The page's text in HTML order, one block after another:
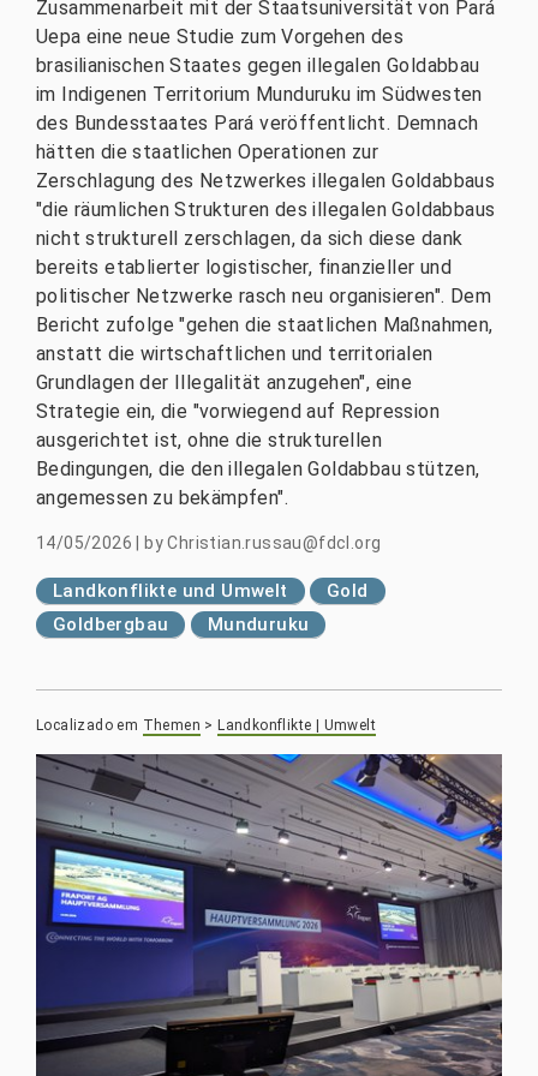
Zusammenarbeit mit der Staatsuniversität von Pará
Uepa eine neue Studie zum Vorgehen des
brasilianischen Staates gegen illegalen Goldabbau
im Indigenen Territorium Munduruku im Südwesten
des Bundesstaates Pará veröffentlicht. Demnach
hätten die staatlichen Operationen zur
Zerschlagung des Netzwerkes illegalen Goldabbaus
"die räumlichen Strukturen des illegalen Goldabbaus
nicht strukturell zerschlagen, da sich diese dank
bereits etablierter logistischer, finanzieller und
politischer Netzwerke rasch neu organisieren". Dem
Bericht zufolge "gehen die staatlichen Maßnahmen,
anstatt die wirtschaftlichen und territorialen
Grundlagen der Illegalität anzugehen", eine
Strategie ein, die "vorwiegend auf Repression
ausgerichtet ist, ohne die strukturellen
Bedingungen, die den illegalen Goldabbau stützen,
angemessen zu bekämpfen".
14/05/2026 byChristian.russau@fdcl.org
Landkonflikte und Umwelt
Gold
Goldbergbau
Munduruku
Localizado em Themen > Landkonflikte | Umwelt